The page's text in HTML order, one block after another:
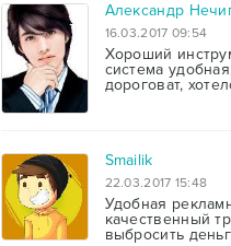
Александр
16.03.2017 09:54
Хороший
система
дороговат,
Smailik
22.03.2017 15:48
Удобная
качественный
выбросить